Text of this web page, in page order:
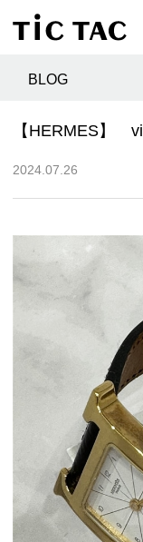
BLOG
【HERMES】
2024.07.26